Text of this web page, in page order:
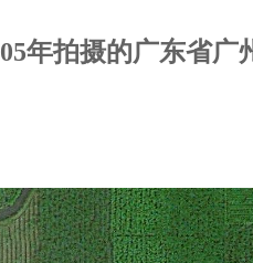
年拍摄的广东省广
地
区
名
地